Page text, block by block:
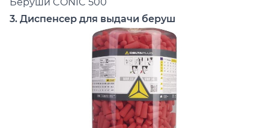
3. Диспенсер для выдачи беруш